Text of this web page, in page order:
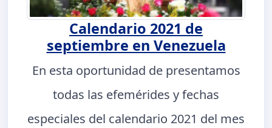
Calendario 2021 de
septiembre en Venezuela
En esta oportunidad de presentamos
todas las efemérides y fechas
especiales del calendario 2021 del mes